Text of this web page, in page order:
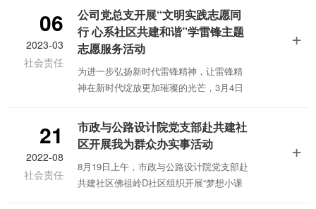
党积极分子30余人赴武汉市青龙山国家森
林公园参加武汉市全民义务植树活动，用
自己的双手为生态带来一抹绿色。
06
2023-03
社会责任
+
公司党总支开展“文明实践志愿同
行 心系社区共建和谐”学雷锋主题
志愿服务活动
为进一步弘扬新时代雷锋精神，让雷锋精
神在新时代绽放更加璀璨的光芒，3月4日
佛祖岭D社区开展“文明实践志愿同行 心系
社区共建和谐”学雷锋主题志愿服务活动。
21
2022-08
社会责任
+
市政与公路设计院党支部赴共建社
区开展我为群众办实事活动
8月19日上午，市政与公路设计院党支部赴
共建社区佛祖岭D社区组织开展“梦想小课